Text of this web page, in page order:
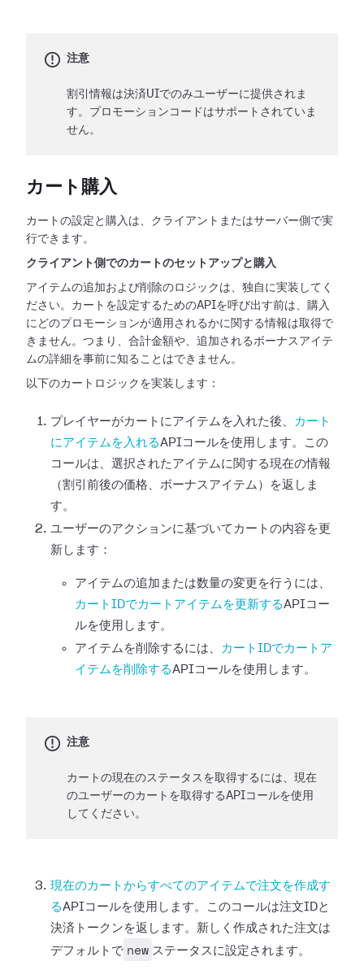
注意
割引情報は決済UIでのみユーザーに提供されま
す。プロモーションコードはサポートされていま
せん。
カート購入
カートの設定と購入は、クライアントまたはサーバー側で実
行できます。
クライアント側でのカートのセットアップと購入
アイテムの追加および削除のロジックは、独自に実装してく
ださい。カートを設定するためのAPIを呼び出す前は、購入
にどのプロモーションが適用されるかに関する情報は取得で
きません。つまり、合計金額や、追加されるボーナスアイテ
ムの詳細を事前に知ることはできません。
以下のカートロジックを実装します：
プレイヤーがカートにアイテムを入れた後、
カート
にアイテムを入れるAPIコールを使用します。この
コールは、選択されたアイテムに関する現在の情報
（割引前後の価格、ボーナスアイテム）を返しま
す。
ユーザーのアクションに基づいてカートの内容を更
新します：
アイテムの追加または数量の変更を行うには、
カートIDでカートアイテムを更新するAPIコー
ルを使用します。
アイテムを削除するには、
カートIDでカートア
イテムを削除するAPIコールを使用します。
注意
カートの現在のステータスを取得するには、現在
のユーザーのカートを取得するAPIコールを使用
してください。
現在のカートからすべてのアイテムで注文を作成す
るAPIコールを使用します。このコールは注文IDと
決済トークンを返します。新しく作成された注文は
デフォルトで new ステータスに設定されます。